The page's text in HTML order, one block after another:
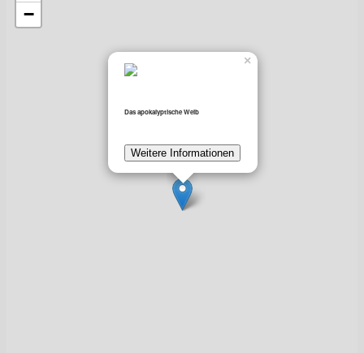
Das apokalyptische Weib
Weitere Informationen
×
−